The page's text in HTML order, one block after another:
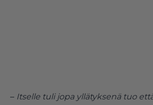
– Itselle tuli jopa yllätyksenä tuo